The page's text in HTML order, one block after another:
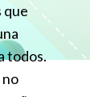
que
todos.
no